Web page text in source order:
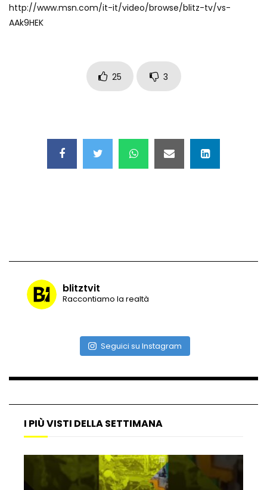
Ragusa, arrestati i responsabili del
Auto contromano a Napoli: il caos dopo
la partita
girato dal ragazzo disperso prima del
crollo
immagini che lo tradiscono
http://www.msn.com/it-it/video/browse/blitz-tv/vs-
AAk9HEK
25 3
blitztvit
Raccontiamo la realtà
Seguici su Instagram
I PIÙ VISTI DELLA SETTIMANA